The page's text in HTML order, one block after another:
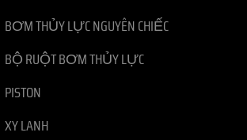
BƠM THỦY LỰC NGUYÊN CHIẾC
BỘ RUỘT BƠM THỦY LỰC
PISTON
XY LANH